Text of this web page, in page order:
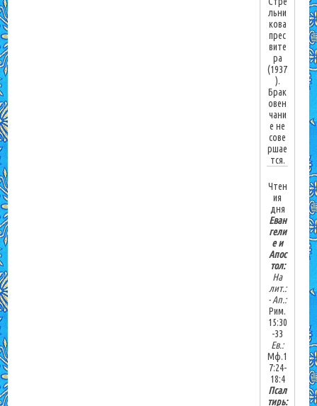
льни
кова
прес
вите
ра
(1937
).
Брак
овен
чани
е не
сове
ршае
тся.
Чтен
ия
дня
Еван
гели
е и
Апос
тол:
На
лит.:
-Ап.:
Рим.
15:30
-33
Ев.:
Мф.1
7:24-
18:4
Псал
тирь: